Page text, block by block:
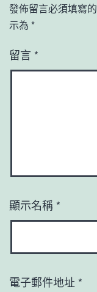
發佈留言必須填寫
示為 *
留言 *
顯示名稱 *
電子郵件地址 *